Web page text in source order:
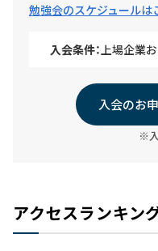
勉強会のスケジュールは
入会条件： 上場企業
入会のお
※
アクセスランキン